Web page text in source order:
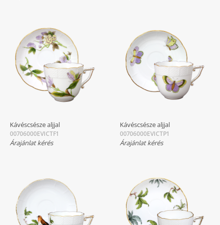
Kávéscsésze aljjal
00706000EVICTF1
Árajánlat kérés
Kávéscsésze aljjal
00706000EVICTP1
Árajánlat kérés